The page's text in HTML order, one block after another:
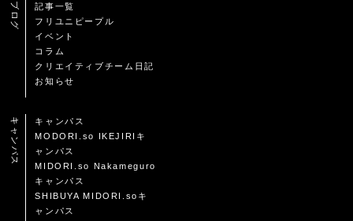
ブログ
記事一覧
フリユニピープル
イベント
コラム
クリエイティブチーム日記
お知らせ
キャンパス
キャンパス
MODORI.so IKEJIRIキ
ャンパス
MIDORI.so Nakameguro
キャンパス
SHIBUYA MIDORI.soキ
ャンパス